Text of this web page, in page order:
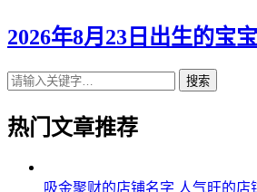
2026年8月23日出生的宝
搜索
热门文章推荐
吸金聚财的店铺名字 人气旺的店